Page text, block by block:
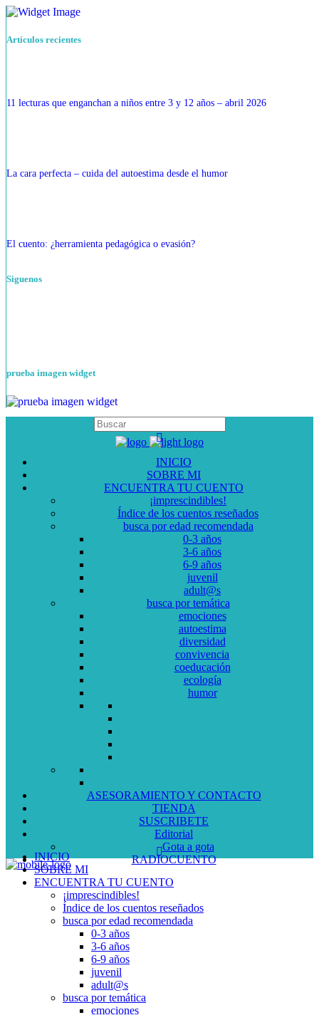
Artículos recientes
11 lecturas que enganchan a niños entre 3 y 12 años – abril 2026
La cara perfecta – cuida del autoestima desde el humor
El cuento: ¿herramienta pedagógica o evasión?
Siguenos
prueba imagen widget
INICIO
SOBRE MI
ENCUENTRA TU CUENTO
¡imprescindibles!
Índice de los cuentos reseñados
busca por edad recomendada
0-3 años
3-6 años
6-9 años
juvenil
adult@s
busca por temática
emociones
autoestima
diversidad
convivencia
coeducación
ecología
humor
ASESORAMIENTO Y CONTACTO
TIENDA
SUSCRIBETE
Editorial
Gota a gota
RADIOCUENTO
INICIO
SOBRE MI
ENCUENTRA TU CUENTO
¡imprescindibles!
Índice de los cuentos reseñados
busca por edad recomendada
0-3 años
3-6 años
6-9 años
juvenil
adult@s
busca por temática
emociones